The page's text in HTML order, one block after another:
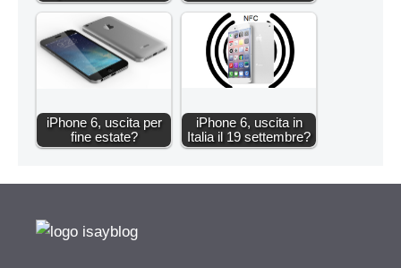
iPhone 6, uscita per
fine estate?
iPhone 6, uscita in
Italia il 19 settembre?